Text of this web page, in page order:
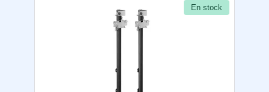
En stock